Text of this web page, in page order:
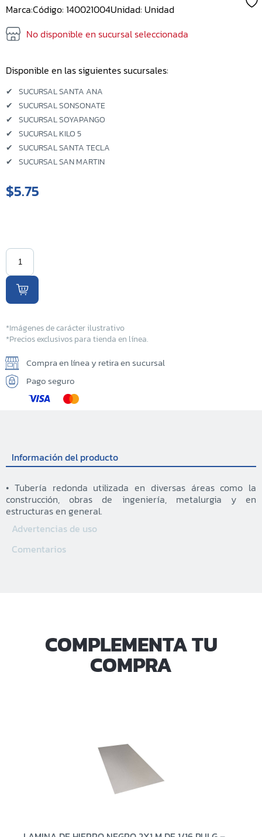
Sucursal Kilo 5
Marca:Código: 140021004Unidad: Unidad
No disponible en sucursal seleccionada
Disponible en las siguientes sucursales:
✔ SUCURSAL SANTA ANA
✔ SUCURSAL SONSONATE
✔ SUCURSAL SOYAPANGO
✔ SUCURSAL KILO 5
✔ SUCURSAL SANTA TECLA
✔ SUCURSAL SAN MARTIN
$5.75
*Imágenes de carácter ilustrativo
*Precios exclusivos para tienda en línea.
Compra en línea y retira en sucursal
Pago seguro
Información del producto
• Tubería redonda utilizada en diversas áreas como la
construcción, obras de ingeniería, metalurgia y en
estructuras en general.
Advertencias de uso
Comentarios
COMPLEMENTA TU
COMPRA